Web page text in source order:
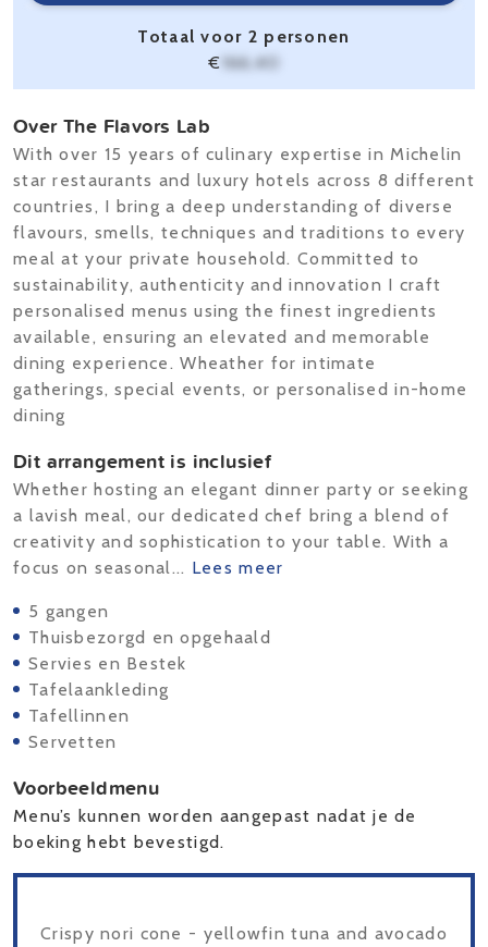
Totaal voor 2 personen
€ 166,40
Over The Flavors Lab
With over 15 years of culinary expertise in Michelin
star restaurants and luxury hotels across 8 different
countries, I bring a deep understanding of diverse
flavours, smells, techniques and traditions to every
meal at your private household. Committed to
sustainability, authenticity and innovation I craft
personalised menus using the finest ingredients
available, ensuring an elevated and memorable
dining experience. Wheather for intimate
gatherings, special events, or personalised in-home
dining
Dit arrangement is inclusief
Whether hosting an elegant dinner party or seeking
a lavish meal, our dedicated chef bring a blend of
creativity and sophistication to your table. With a
focus on seasonal... Lees meer
5 gangen
Thuisbezorgd en opgehaald
Servies en Bestek
Tafelaankleding
Tafellinnen
Servetten
Voorbeeldmenu
Menu’s kunnen worden aangepast nadat je de
boeking hebt bevestigd.
Crispy nori cone - yellowfin tuna and avocado